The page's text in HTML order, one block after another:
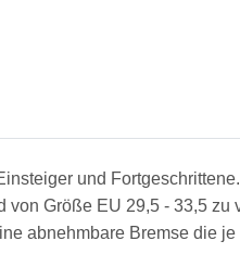
und
Größe EU 29,5 - 33,5
abnehmbare Bremse die